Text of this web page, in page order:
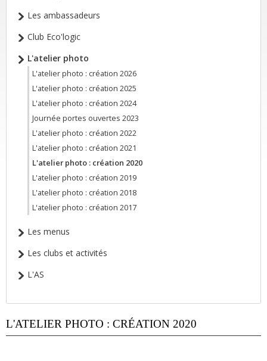
Les ambassadeurs
Club Eco'logic
L'atelier photo
L'atelier photo : création 2026
L'atelier photo : création 2025
L'atelier photo : création 2024
Journée portes ouvertes 2023
L'atelier photo : création 2022
L'atelier photo : création 2021
L'atelier photo : création 2020
L'atelier photo : création 2019
L'atelier photo : création 2018
L'atelier photo : création 2017
Les menus
Les clubs et activités
L'AS
L'ATELIER PHOTO : CRÉATION 2020